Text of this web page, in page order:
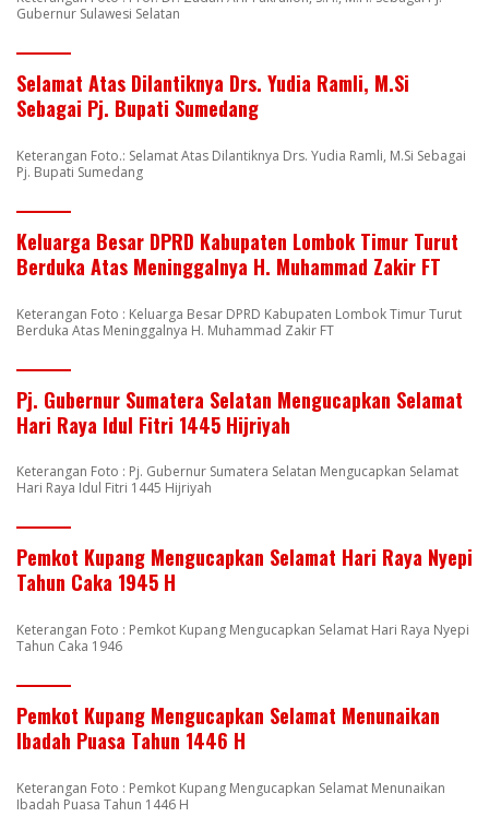
Gubernur Sulawesi Selatan
Selamat Atas Dilantiknya Drs. Yudia Ramli, M.Si
Sebagai Pj. Bupati Sumedang
Keterangan Foto.: Selamat Atas Dilantiknya Drs. Yudia Ramli, M.Si Sebagai
Pj. Bupati Sumedang
Keluarga Besar DPRD Kabupaten Lombok Timur Turut
Berduka Atas Meninggalnya H. Muhammad Zakir FT
Keterangan Foto : Keluarga Besar DPRD Kabupaten Lombok Timur Turut
Berduka Atas Meninggalnya H. Muhammad Zakir FT
Pj. Gubernur Sumatera Selatan Mengucapkan Selamat
Hari Raya Idul Fitri 1445 Hijriyah
Keterangan Foto : Pj. Gubernur Sumatera Selatan Mengucapkan Selamat
Hari Raya Idul Fitri 1445 Hijriyah
Pemkot Kupang Mengucapkan Selamat Hari Raya Nyepi
Tahun Caka 1945 H
Keterangan Foto : Pemkot Kupang Mengucapkan Selamat Hari Raya Nyepi
Tahun Caka 1946
Pemkot Kupang Mengucapkan Selamat Menunaikan
Ibadah Puasa Tahun 1446 H
Keterangan Foto : Pemkot Kupang Mengucapkan Selamat Menunaikan
Ibadah Puasa Tahun 1446 H